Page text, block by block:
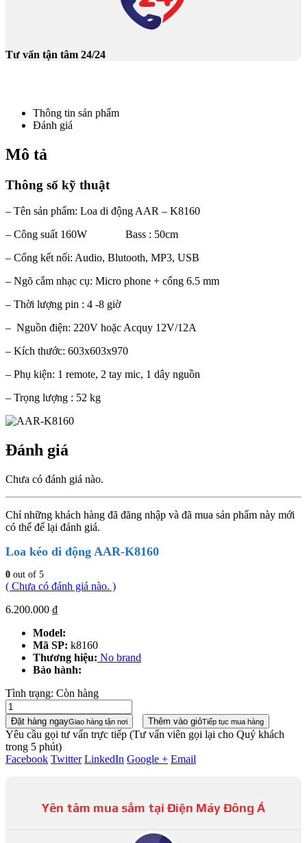
Tư vấn tận tâm 24/24
Thông tin sản phẩm
Đánh giá
Mô tả
Thông số kỹ thuật
– Tên sản phẩm: Loa di động AAR – K8160
– Công suất 160W Bass : 50cm
– Cổng kết nối: Audio, Blutooth, MP3, USB
– Ngõ cắm nhạc cụ: Micro phone + cổng 6.5 mm
– Thời lượng pin : 4 -8 giờ
– Nguồn điện: 220V hoặc Acquy 12V/12A
– Kích thước: 603x603x970
– Phụ kiện: 1 remote, 2 tay mic, 1 dây nguồn
– Trọng lượng : 52 kg
Đánh giá
Chưa có đánh giá nào.
Chỉ những khách hàng đã đăng nhập và đã mua sản phẩm này mới
có thể để lại đánh giá.
Loa kéo di động AAR-K8160
0 out of 5
( Chưa có đánh giá nào. )
6.200.000 ₫
Model:
Mã SP: k8160
Thương hiệu: No brand
Bảo hành:
Tình trạng: Còn hàng
Đặt hàng ngayGiao hàng tận nơi Thêm vào giỏTiếp tục mua hàng
Yêu cầu gọi tư vấn trực tiếp (Tư vấn viên gọi lại cho Quý khách
trong 5 phút)
Facebook Twitter LinkedIn Google + Email
Yên tâm mua sắm tại Điện Máy Đông Á